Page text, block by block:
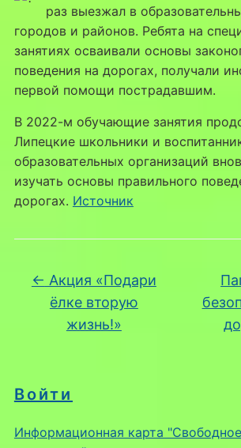
Войти
Информационная карта
раз выезжал в
городов и районов. Ребята на
занятиях осваивали основы
поведения на дорогах, получали
первой помощи пострадавшим.
В 2022-м обучающие занятия
Липецкие школьники и
образовательных организаций
изучать основы правильного
дорогах. Источник
← Акция «Подари
ёлке вторую
жизнь!»